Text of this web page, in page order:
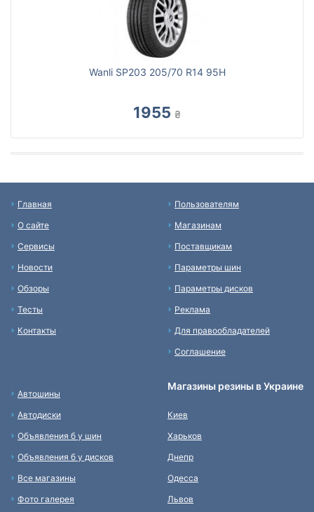
Wanli SP203 205/70 R14 95H
1955 ₴
Главная
О сайте
Сервисы
Новости
Обзоры
Тесты
Контакты
Пользователям
Магазинам
Поставщикам
Параметры шин
Параметры дисков
Реклама
Для правообладателей
Соглашение
Автошины
Автодиски
Объявления б у шин
Объявления б у дисков
Все магазины
Фото галерея
Магазины резины в Украине
Киев
Харьков
Днепр
Одесса
Львов